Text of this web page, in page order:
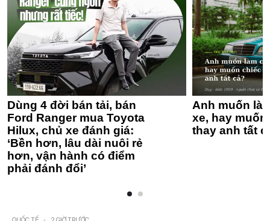
Dùng 4 đời bán tải, bán
Ford Ranger mua Toyota
Hilux, chủ xe đánh giá:
‘Bền hơn, lâu dài nuôi rẻ
hơn, vận hành có điểm
phải đánh đổi’
Anh muốn
xe, hay
thay anh tất